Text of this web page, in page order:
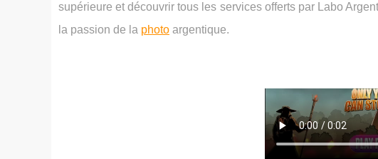
supérieure et découvrir tous les services offerts par Labo
la passion de la photo argentique.